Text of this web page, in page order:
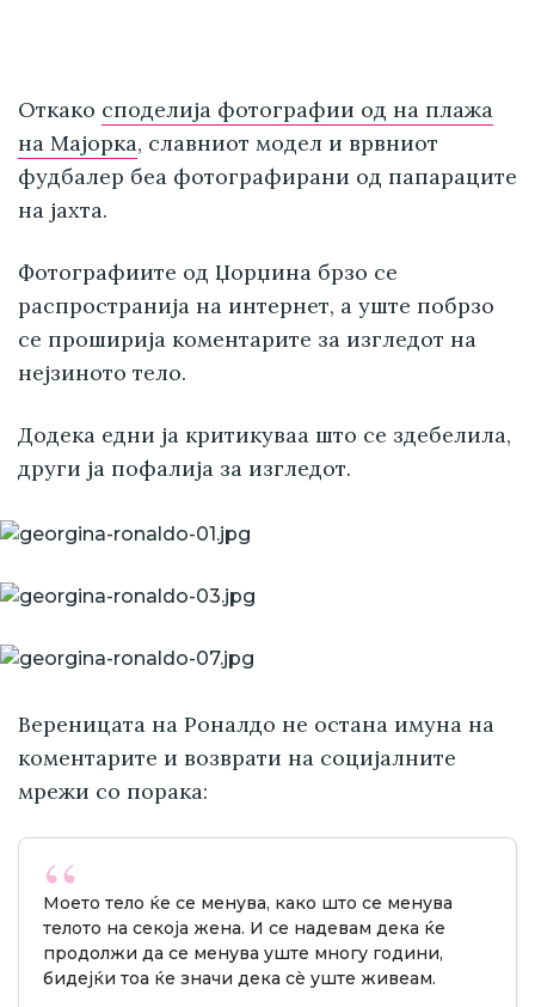
Откако споделија фотографии од на плажа
на Мајорка, славниот модел и врвниот
фудбалер беа фотографирани од папараците
на јахта.
Фотографиите од Џорџина брзо се
распространија на интернет, а уште побрзо
се проширија коментарите за изгледот на
нејзиното тело.
Додека едни ја критикуваа што се здебелила,
други ја пофалија за изгледот.
Вереницата на Роналдо не остана имуна на
коментарите и возврати на социјалните
мрежи со порака:
Моето тело ќе се менува, како што се менува
телото на секоја жена. И се надевам дека ќе
продолжи да се менува уште многу години,
бидејќи тоа ќе значи дека сè уште живеам.